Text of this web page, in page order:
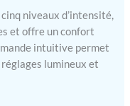
niveaux d’intensité,
et offre un confort
intuitive permet
lumineux et